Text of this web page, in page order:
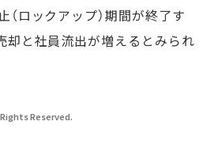
ロックアップ）期間が終了す
却と社員流出が増えるとみられ
Reserved.